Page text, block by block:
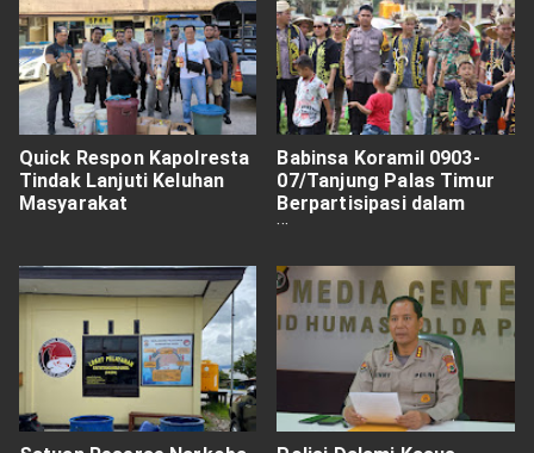
Quick Respon Kapolresta
Tindak Lanjuti Keluhan
Masyarakat
Babinsa Koramil 0903-
07/Tanjung Palas Timur
Berpartisipasi dalam
Pawai Seni Budaya
Sajau Ke-40